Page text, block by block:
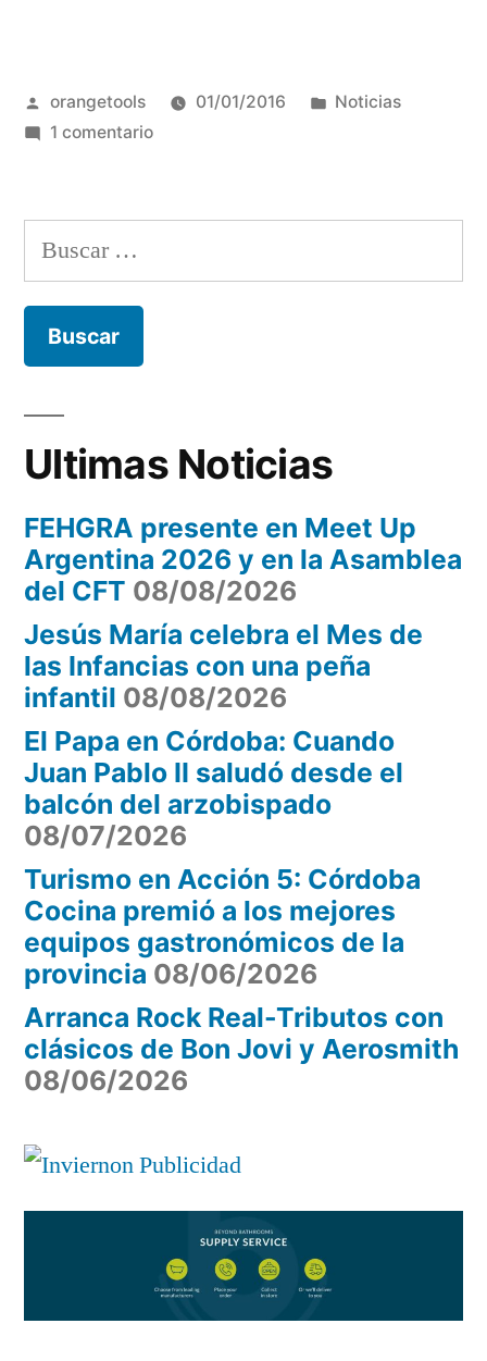
Córdoba
turista
Publicado
por
orangetools 01/01/2016
Publicada
Noticias
1 comentarioen
de
recibió
Buscar:
Ultimas Noticias
FEHGRA presente en Meet Up
Argentina 2026 y en la Asamblea
del CFT 08/08/2026
Jesús María celebra el Mes de
las Infancias con una peña
infantil 08/08/2026
El Papa en Córdoba: Cuando
Juan Pablo II saludó desde el
balcón del arzobispado
08/07/2026
Turismo en Acción 5: Córdoba
Cocina premió a los mejores
equipos gastronómicos de la
provincia 08/06/2026
Arranca Rock Real-Tributos con
clásicos de Bon Jovi y Aerosmith
08/06/2026